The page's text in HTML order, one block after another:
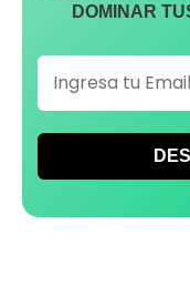
DOMINAR